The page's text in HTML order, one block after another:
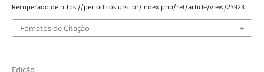
Recuperado de https://periodicos.ufsc.br/index.php/ref/article/view/23923
Fomatos de Citação
Edição